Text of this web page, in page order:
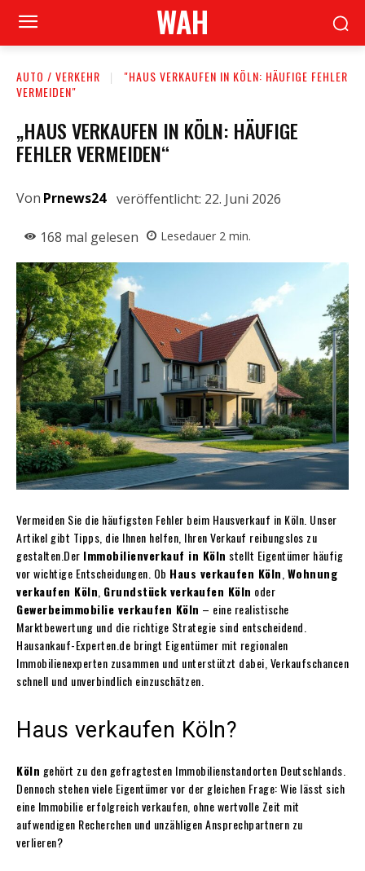
WAH
AUTO / VERKEHR
"HAUS VERKAUFEN IN KÖLN: HÄUFIGE FEHLER
VERMEIDEN"
„HAUS VERKAUFEN IN KÖLN: HÄUFIGE
FEHLER VERMEIDEN“
Von Prnews24 veröffentlicht: 22. Juni 2026
168 mal gelesen Lesedauer 2 min.
Vermeiden Sie die häufigsten Fehler beim Hausverkauf in Köln. Unser
Artikel gibt Tipps, die Ihnen helfen, Ihren Verkauf reibungslos zu
gestalten.Der Immobilienverkauf in Köln stellt Eigentümer häufig
vor wichtige Entscheidungen. Ob Haus verkaufen Köln Wohnung
verkaufen Köln Grundstück verkaufen Köln oder
Gewerbeimmobilie verkaufen Köln – eine realistische
Marktbewertung und die richtige Strategie sind entscheidend.
Hausankauf-Experten.de bringt Eigentümer mit regionalen
Immobilienexperten zusammen und unterstützt dabei, Verkaufschancen
schnell und unverbindlich einzuschätzen.
Haus verkaufen Köln?
Köln gehört zu den gefragtesten Immobilienstandorten Deutschlands.
Dennoch stehen viele Eigentümer vor der gleichen Frage: Wie lässt sich
eine Immobilie erfolgreich verkaufen, ohne wertvolle Zeit mit
aufwendigen Recherchen und unzähligen Ansprechpartnern zu
verlieren?